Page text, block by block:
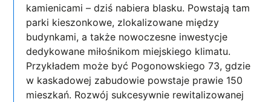
kamienicami – dziś nabiera blasku. Powstają tam
parki kieszonkowe, zlokalizowane między
budynkami, a także nowoczesne inwestycje
dedykowane miłośnikom miejskiego klimatu.
Przykładem może być Pogonowskiego 73, gdzie
w kaskadowej zabudowie powstaje prawie 150
mieszkań. Rozwój sukcesywnie rewitalizowanej